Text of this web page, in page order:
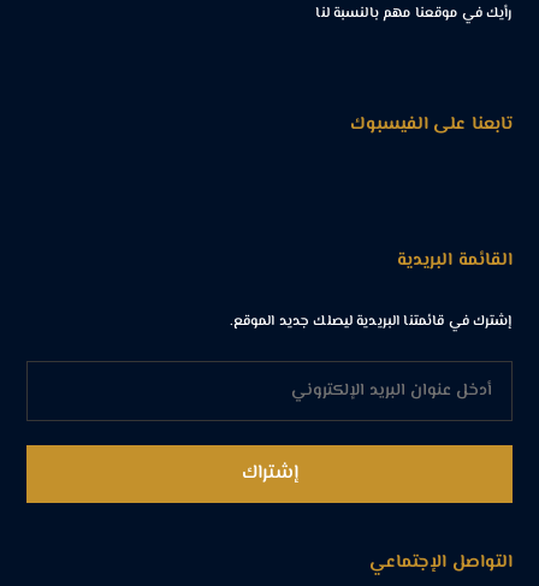
رأيك في موقعنا مهم بالنسبة لنا
تابعنا على الفيسبوك
القائمة البريدية
إشترك في قائمتنا البريدية ليصلك جديد الموقع.
التواصل الإجتماعي